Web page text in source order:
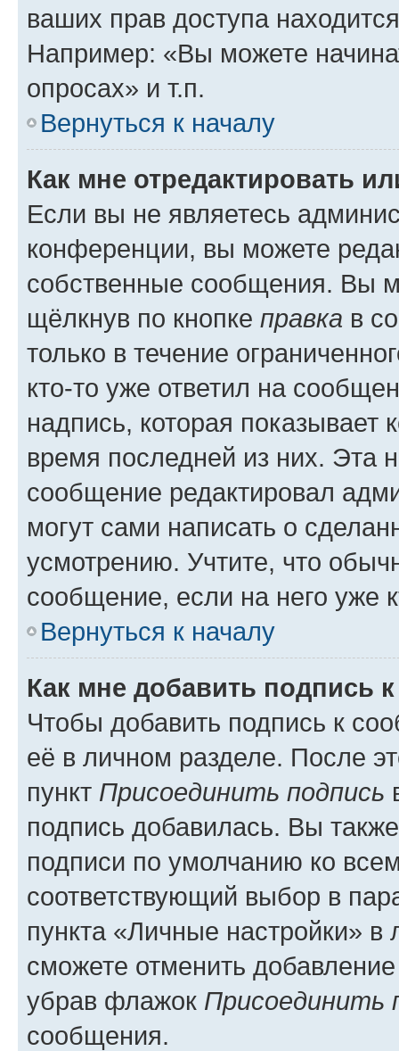
ваших прав доступа
Например: «Вы можете
опросах» и т.п.
Вернуться к началу
Как мне отредактировать
Если вы не являетесь
конференции, вы можете
собственные сообщения. Вы
щёлкнув по кнопке правка в
только в течение
кто-то уже ответил на
надпись, которая показывает
время последней из них. Эта
сообщение редактировал
могут сами написать о
усмотрению. Учтите, что
сообщение, если на него уже
Вернуться к началу
Как мне добавить подпись
Чтобы добавить подпись к
её в личном разделе. После
пункт Присоединить подпись
подпись добавилась. Вы
подписи по умолчанию ко
соответствующий выбор в
пункта «Личные настройки»
сможете отменить
убрав флажок Присоединить
сообщения.